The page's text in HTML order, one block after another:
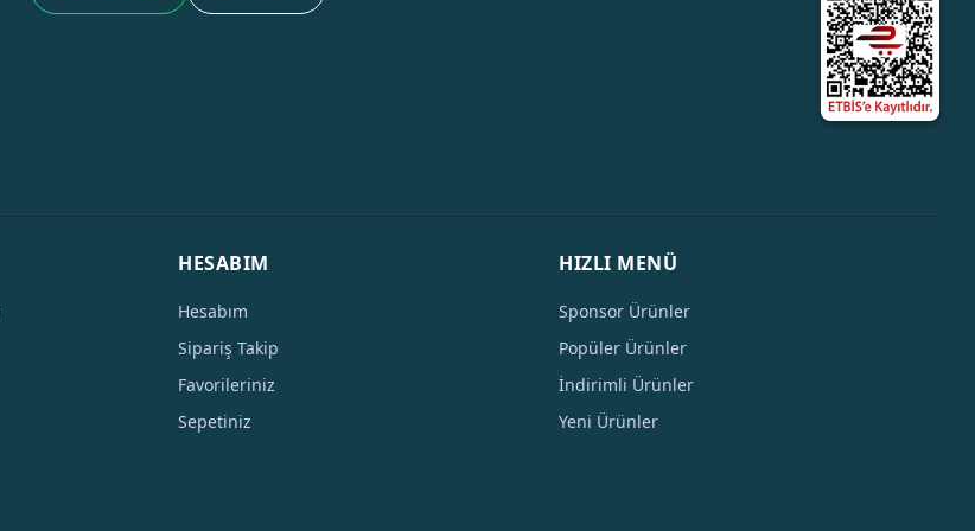
HESABIM
Hesabım
Sipariş Takip
Favorileriniz
Sepetiniz
HIZLI MENÜ
Sponsor Ürünler
Popüler Ürünler
İndirimli Ürünler
Yeni Ürünler